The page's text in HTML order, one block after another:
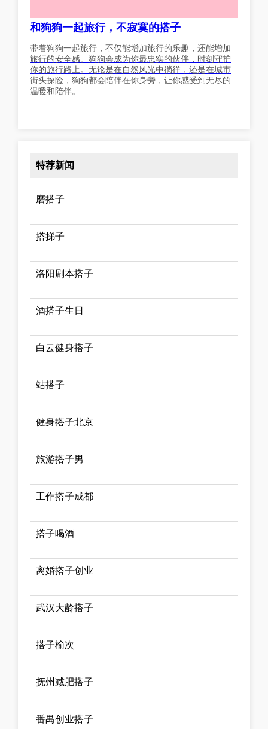
和狗狗一起旅行，不寂寞的搭子
带着狗狗一起旅行，不仅能增加旅行的乐趣，还能增加
旅行的安全感。狗狗会成为你最忠实的伙伴，时刻守护
你的旅行路上。无论是在自然风光中徜徉，还是在城市
街头探险，狗狗都会陪伴在你身旁，让你感受到无尽的
温暖和陪伴。
特荐新闻
磨搭子
搭挮子
洛阳剧本搭子
酒搭子生日
白云健身搭子
站搭子
健身搭子北京
旅游搭子男
工作搭子成都
搭子喝酒
离婚搭子创业
武汉大龄搭子
搭子榆次
抚州减肥搭子
番禺创业搭子